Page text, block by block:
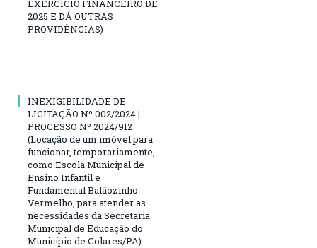
EXERCÍCIO FINANCEIRO DE
2025 E DÁ OUTRAS
PROVIDÊNCIAS)
INEXIGIBILIDADE DE
LICITAÇÃO Nº 002/2024 |
PROCESSO Nº 2024/912
(Locação de um imóvel para
funcionar, temporariamente,
como Escola Municipal de
Ensino Infantil e
Fundamental Balãozinho
Vermelho, para atender as
necessidades da Secretaria
Municipal de Educação do
Município de Colares/PA)